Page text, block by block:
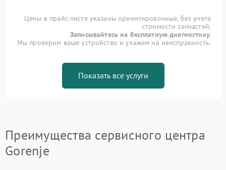
Цены в прайс-листе указаны ориентировочные, без учета
стоимости запчастей.
Записывайтесь на бесплатную диагностику.
Мы проверим ваше устройство и укажем на неисправность.
Показать все услуги
Преимущества сервисного центра
Gorenje